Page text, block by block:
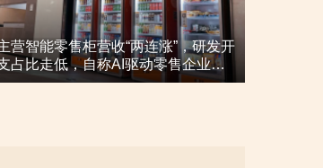
技术创新是否依赖客户引
拷问业务成长性
营智能零售柜营收“两连涨”，研发开
占比走低，自称AI驱动零售企业而
大专利或未涉及AI领域